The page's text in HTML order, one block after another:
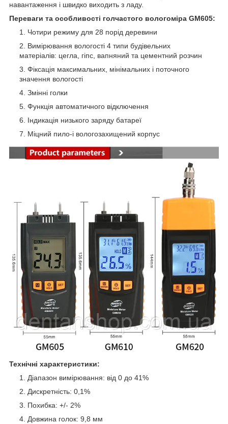
навантаження і швидко виходить з ладу.
Переваги та особливості голчастого вологоміра GM605:
Чотири режиму для 28 порід деревини
Вимірювання вологості 4 типи будівельних
матеріалів: цегла, гіпс, вапняний та цементний розчин
Фіксація максимальних, мінімальних і поточного
значення вологості
Змінні голки
Функція автоматичного відключення
Індикація низького заряду батареї
Міцний пило-і вологозахищений корпус
Технічні характеристики:
Діапазон вимірювання: від 0 до 41%
Дискретність: 0,1%
Похибка: +/- 2%
Довжина голок: 9,8 мм